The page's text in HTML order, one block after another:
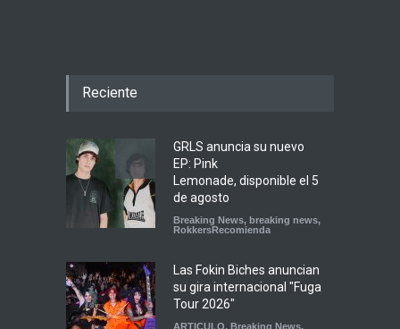
Reciente
GRLS anuncia su nuevo
EP: Pink
Lemonade, disponible el 5
de agosto
Breaking News, breaking news,
RokkersRecomienda
Las Fokin Biches anuncian
su gira internacional "Fuga
Tour 2026"
ARTICULO, Breaking News,